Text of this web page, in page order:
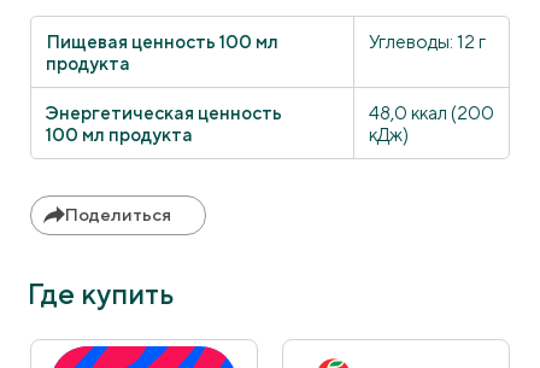
Пищевая ценность 100 мл
продукта
Углеводы: 12 г
Энергетическая ценность
100 мл продукта
48,0 ккал (200
кДж)
Поделиться
Где купить